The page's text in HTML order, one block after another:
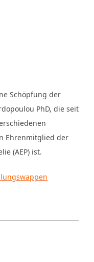
Schöpfung der
PhD, die seit
Ehrenmitglied der
(AEP) ist.